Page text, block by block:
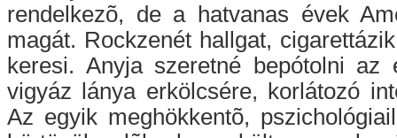
rendelkezõ, de a hatvanas évek
magát. Rockzenét hallgat,
keresi. Anyja szeretné bepótolni
vigyáz lánya erkölcsére, korlátozó
Az egyik meghökkentõ,